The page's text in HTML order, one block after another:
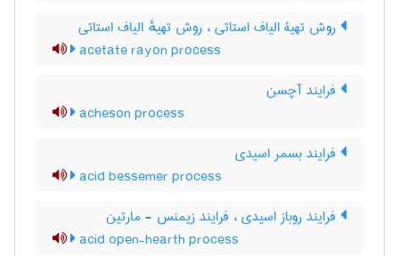
روش تهیۀ الیاف استاتی ، روش تهیهٔ الیاف استاتی
acetate rayon process
فرایند آچسن
acheson process
فرایند بسمر اسیدی
acid bessemer process
فرایند روباز اسیدی ، فرایند زیمنس - مارتین
acid open-hearth process